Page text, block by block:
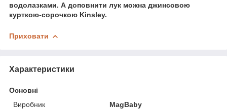
водолазками. А доповнити лук можна джинсовою
курткою-сорочкою Kinsley.
Приховати
Характеристики
Основні
Виробник
MagBaby